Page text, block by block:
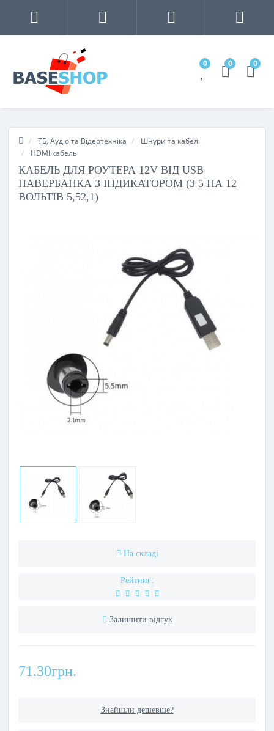
0 0 0
ТБ, Аудіо та Відеотехніка
Шнури та кабелі
HDMI кабель
КАБЕЛЬ ДЛЯ РОУТЕРА 12V ВІД USB
ПАВЕРБАНКА З ІНДИКАТОРОМ (З 5 НА 12
ВОЛЬТІВ 5,52,1)
На складі
Рейтинг:
Залишити відгук
71.30грн.
Знайшли дешевше?